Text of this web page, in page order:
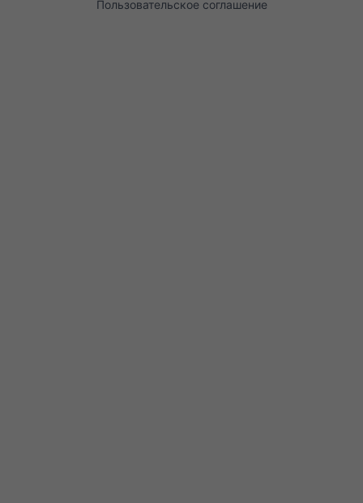
Пользовательское соглашение